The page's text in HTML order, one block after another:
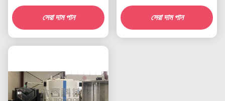
আরটিএসপি 1200-পিসিবি
সেরা দাম পান
সেরা দাম পান